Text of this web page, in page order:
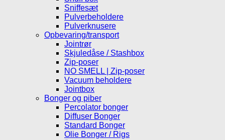
Sniffesæt
Pulverbeholdere
Pulverknusere
Opbevaring/transport
Jointrør
Skjuledåse / Stashbox
Zip-poser
NO SMELL | Zip-poser
Vacuum beholdere
Jointbox
Bonger og piber
Percolator bonger
Diffuser Bonger
Standard Bonger
Olie Bonger / Rigs